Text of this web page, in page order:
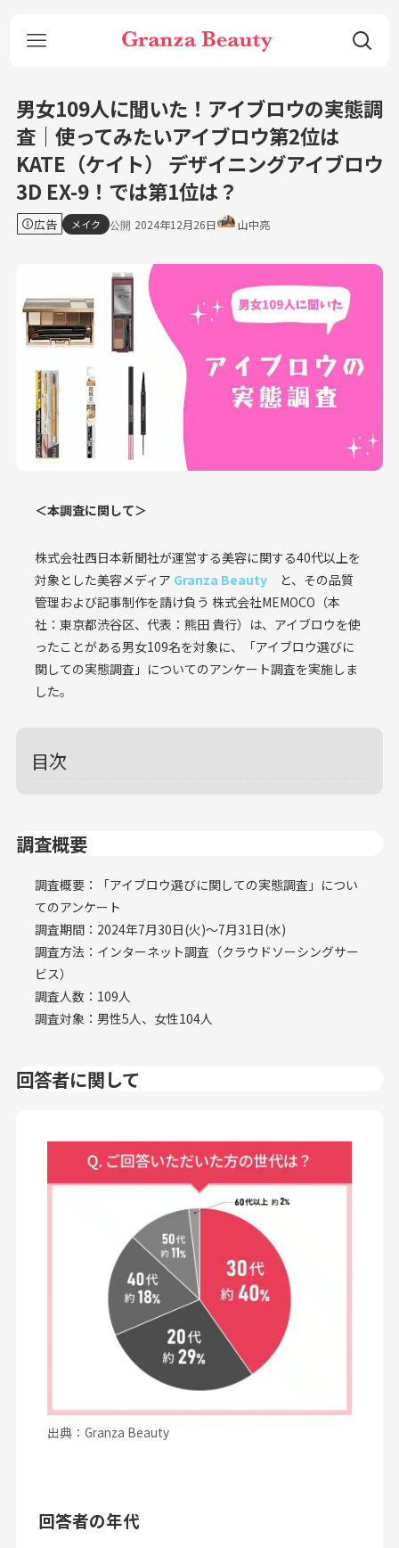
男女109人に聞いた！アイブロウの実態調
査｜使ってみたいアイブロウ第2位は
KATE（ケイト） デザイニングアイブロウ
3D EX-9！では第1位は？
広告 メイク 2024年12月26日 山中亮
＜本調査に関して＞
株式会社西日本新聞社が運営する美容に関する40代以上を
対象とした美容メディア Granza Beautyと、その品質
管理および記事制作を請け負う 株式会社MEMOCO（本
社：東京都渋谷区、代表：熊田 貴行）は、アイブロウを使
ったことがある男女109名を対象に、「アイブロウ選びに
関しての実態調査」についてのアンケート調査を実施しま
した。
目次
調査概要
調査概要：「アイブロウ選びに関しての実態調査」につい
てのアンケート
調査期間：2024年7月30日(火)〜7月31日(水)
調査方法：インターネット調査（クラウドソーシングサー
ビス）
調査人数：109人
調査対象：男性5人、女性104人
回答者に関して
出典：Granza Beauty
回答者の年代